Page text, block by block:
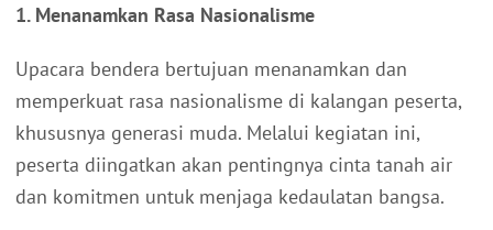
1. Menanamkan Rasa Nasionalisme
Upacara bendera bertujuan menanamkan dan
memperkuat rasa nasionalisme di kalangan peserta,
khususnya generasi muda. Melalui kegiatan ini,
peserta diingatkan akan pentingnya cinta tanah air
dan komitmen untuk menjaga kedaulatan bangsa.